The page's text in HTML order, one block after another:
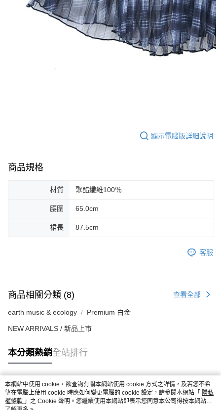
顯示電腦版詳細說明
商品規格
材質 聚酯纖維100％
腰圍 65.0cm
裙長 87.5cm
客服
商品相關分類 (8) 查看全部
earth music & ecology Premium 白金
NEW ARRIVALS / 新品上市
本分類熱銷全站排行
熱門標籤
本網站中使用 cookie，欲查詢有關本網站使用 cookie 方式之詳情，及若您不希
望在電腦上使用 cookie 時應如何變更電腦的 cookie 設定，請參閱本網站「 隱私
權條款 」之 Cookie 聲明。您繼續使用本網站即表示您同意本公司得按本網站使